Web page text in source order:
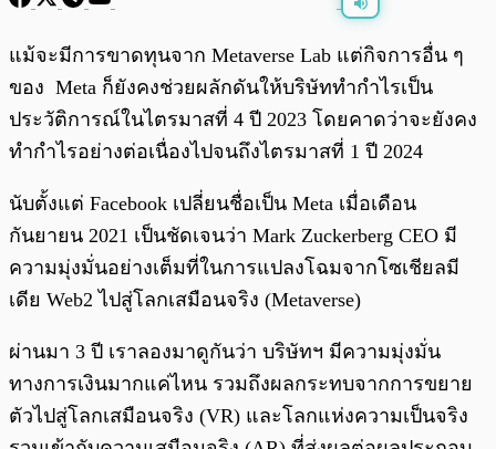
พร้อมเล่น 0:00
แม้จะมีการขาดทุนจาก Metaverse Lab แต่กิจการอื่น ๆ
ของ Meta ก็ยังคงช่วยผลักดันให้บริษัททำกำไรเป็น
ประวัติการณ์ในไตรมาสที่ 4 ปี 2023 โดยคาดว่าจะยังคง
ทำกำไรอย่างต่อเนื่องไปจนถึงไตรมาสที่ 1 ปี 2024
นับตั้งแต่ Facebook เปลี่ยนชื่อเป็น Meta เมื่อเดือน
กันยายน 2021 เป็นชัดเจนว่า Mark Zuckerberg CEO มี
ความมุ่งมั่นอย่างเต็มที่ในการแปลงโฉมจากโซเชียลมี
เดีย Web2 ไปสู่โลกเสมือนจริง (Metaverse)
ผ่านมา 3 ปี เราลองมาดูกันว่า บริษัทฯ มีความมุ่งมั่น
ทางการเงินมากแค่ไหน รวมถึงผลกระทบจากการขยาย
ตัวไปสู่โลกเสมือนจริง (VR) และโลกแห่งความเป็นจริง